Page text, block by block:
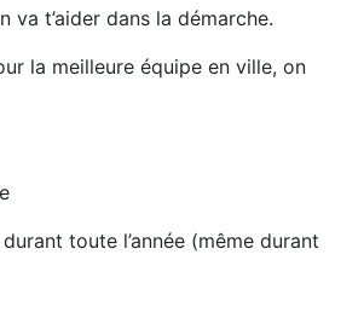
va t’aider dans la démarche.
la meilleure équipe en ville, on
toute l’année (même durant